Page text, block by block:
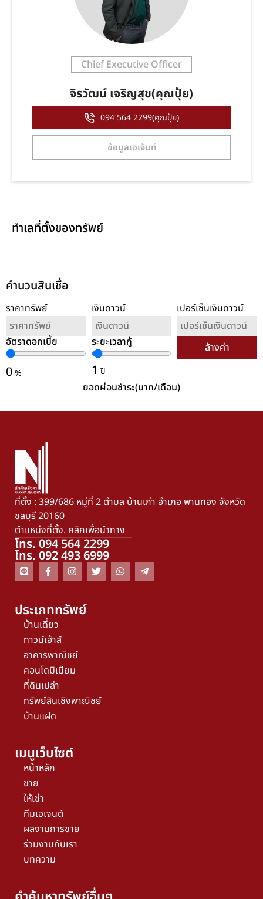
Chief Executive Officer
จิรวัฒน์ เจริญสุข(คุณปุ้ย)
094 564 2299(คุณปุ้ย)
ข้อมูลเอเจ้นท์
ทำเลที่ตั้งของทรัพย์
คำนวนสินเชื่อ
ราคาทรัพย์ เงินดาวน์ เปอร์เซ็นเงินดาวน์
อัตราดอกเบี้ย
0%
ระยะเวลากู้
1 ปี
ล้างค่า
ยอดผ่อนชำระ(บาท/เดือน)
ที่ตั้ง : 399/686 หมู่ที่ 2 ตำบล บ้านเก่า อำเภอ พานทอง จังหวัด
ชลบุรี 20160
ตำแหน่งที่ตั้ง. คลิกเพื่อนำทาง
โทร. 094 564 2299
โทร. 092 493 6999
ประเภททรัพย์
บ้านเดี่ยว
ทาวน์เฮ้าส์
อาคารพาณิชย์
คอนโดมิเนียม
ที่ดินเปล่า
ทรัพย์สินเชิงพาณิชย์
บ้านแฝด
เมนูเว็บไซต์
หน้าหลัก
ขาย
ให้เช่า
ทีมเอเจนต์
ผลงานการขาย
ร่วมงานกับเรา
บทความ